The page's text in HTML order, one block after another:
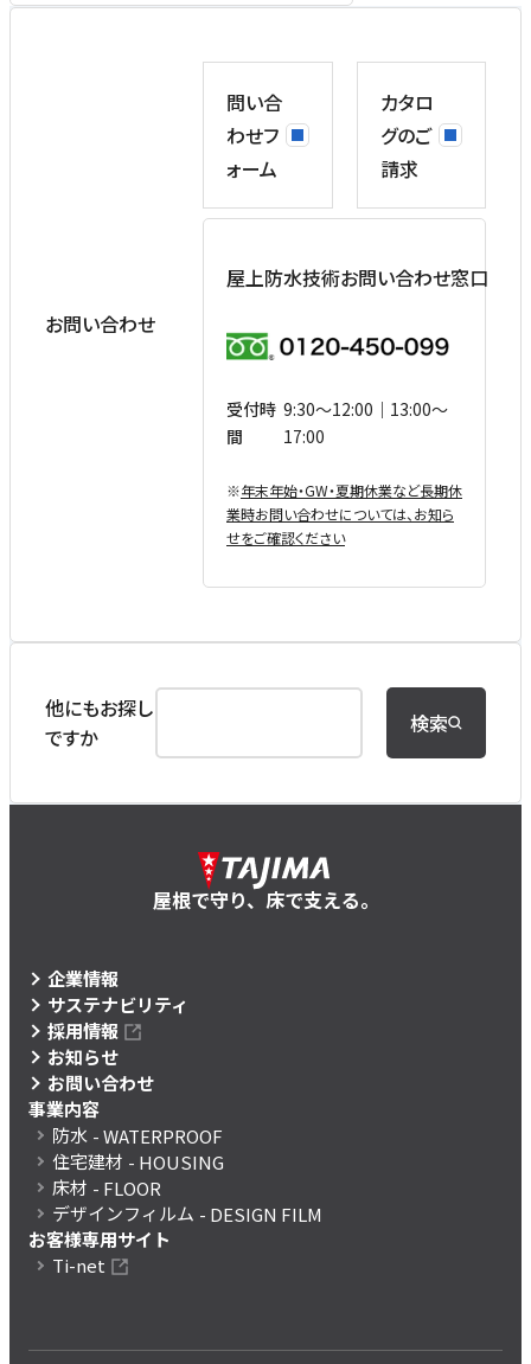
お問い合わせ
問い合
わせフ
ォーム
カタロ
グのご
請求
屋上防水技術お問い合わせ窓口
受付時
間
9:30〜12:00｜13:00〜
17:00
※年末年始・GW・夏期休業など⻑期休
業時お問い合わせについては、お知ら
せをご確認ください
他にもお探し
ですか
検索
屋根で守り、床で支える。
企業情報
サステナビリティ
採用情報
お知らせ
お問い合わせ
事業内容
防水 - WATERPROOF
住宅建材 - HOUSING
床材 - FLOOR
デザインフィルム - DESIGN FILM
お客様専用サイト
Ti-net